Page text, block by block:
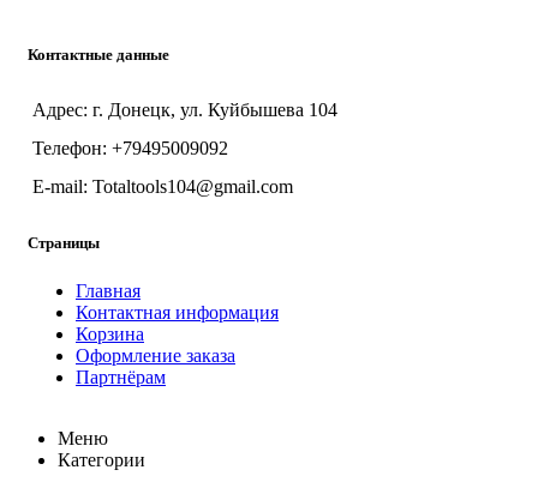
Контактные данные
Адрес: г. Донецк, ул. Куйбышева 104
Телефон: +79495009092
E-mail: Totaltools104@gmail.com
Страницы
Главная
Контактная информация
Корзина
Оформление заказа
Партнёрам
Меню
Категории